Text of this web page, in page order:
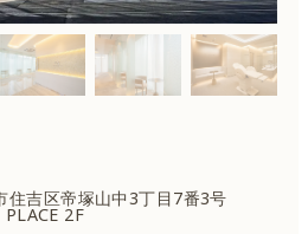
住吉区帝塚山中3丁目7番3号
2F